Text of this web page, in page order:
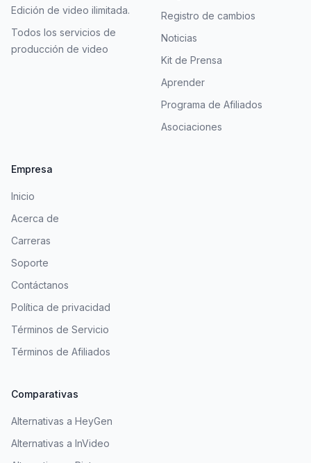
Edición de video ilimitada.
Todos los servicios de
producción de video
Registro de cambios
Noticias
Kit de Prensa
Aprender
Programa de Afiliados
Asociaciones
Empresa
Inicio
Acerca de
Carreras
Soporte
Contáctanos
Política de privacidad
Términos de Servicio
Términos de Afiliados
Comparativas
Alternativas a HeyGen
Alternativas a InVideo